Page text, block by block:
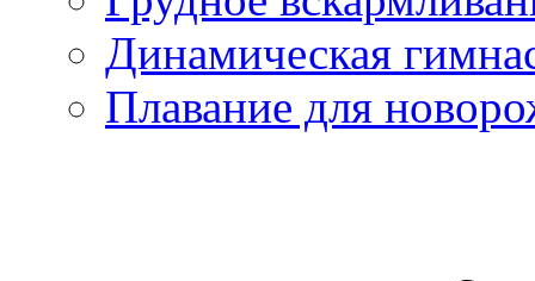
Динамическая
Плавание для